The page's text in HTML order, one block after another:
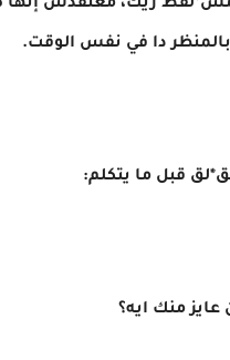
زيك، معتقدش إنها
بالمنظر دا في نفس الوقت.
قبل ما يتكلم:
عايز منك ايه؟